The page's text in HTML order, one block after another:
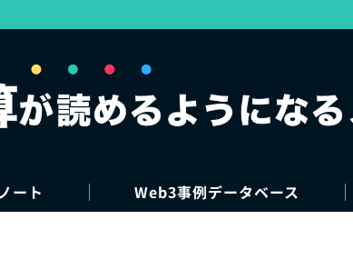
ート Web3事例データベース